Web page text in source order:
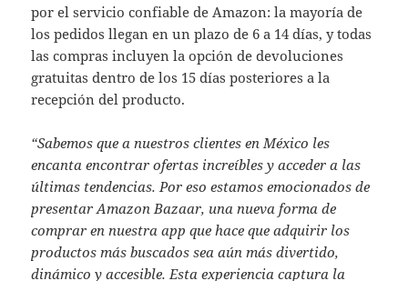
por el servicio confiable de Amazon: la mayoría de
los pedidos llegan en un plazo de 6 a 14 días, y todas
las compras incluyen la opción de devoluciones
gratuitas dentro de los 15 días posteriores a la
recepción del producto.
“Sabemos que a nuestros clientes en México les
encanta encontrar ofertas increíbles y acceder a las
últimas tendencias. Por eso estamos emocionados de
presentar Amazon Bazaar, una nueva forma de
comprar en nuestra app que hace que adquirir los
productos más buscados sea aún más divertido,
dinámico y accesible. Esta experiencia captura la